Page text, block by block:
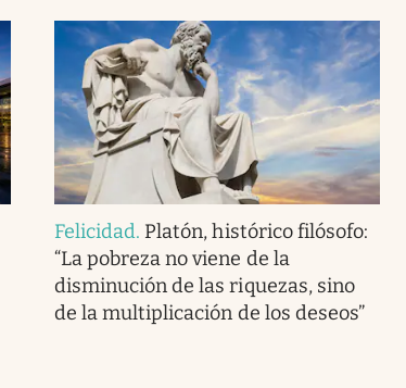
Felicidad. Platón, histórico filósofo:
“La pobreza no viene de la
disminución de las riquezas, sino
de la multiplicación de los deseos”